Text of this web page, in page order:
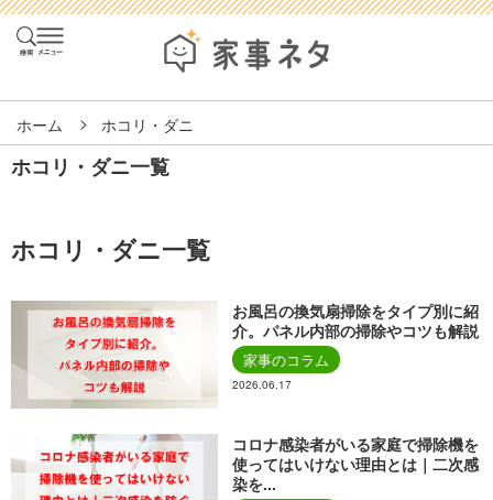
ホーム ホコリ・ダニ
ホコリ・ダニ一覧
ホコリ・ダニ一覧
お風呂の換気扇掃除をタイプ別に紹
介。パネル内部の掃除やコツも解説
家事のコラム
2026.06.17
コロナ感染者がいる家庭で掃除機を
使ってはいけない理由とは｜二次感
染を...